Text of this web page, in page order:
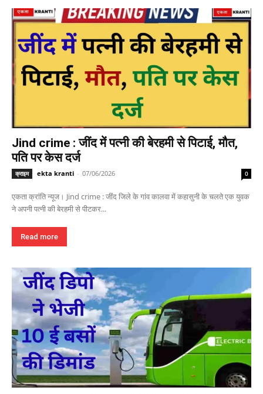
Jind crime : जींद में पत्नी की बेरहमी से पिटाई, मौत,
पति पर केस दर्ज
क्राइम ekta kranti - 07/06/2026 0
एकता क्रांति न्यूज। Jind crime : जींद जिले के गांव कालवा में कहासुनी के चलते एक युवक
ने अपनी पत्नी की बेरहमी से पीटकर...
Read more